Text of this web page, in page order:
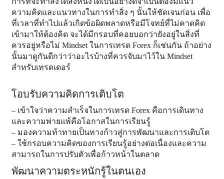
ความคิดและแนวทางในการทำสิ่ง ๆ นั้นให้ชัดเจนก่อน เพื่อ
ที่เวลาที่ทำไปแล้วเกิดข้อผิดพลาดหรือมีโจทย์ที่ไม่คาดคิด
เข้ามาให้ต้องคิด จะได้มีกรอบที่คอยบอกว่ายังอยู่ในสิ่งที่
ควรอยู่หรือไม่ Mindset ในการเทรด Forex ก็เช่นกัน ถ้าอย่าง
นั้นมาดูกันดีกว่าว่าอะไรบ้างที่ควรจับมาไว้ใน Mindset
สำหรับเทรดเดอร์
โอบรับความคิดการเติบโต
– เข้าใจว่าความสำเร็จในการเทรด Forex คือการเดินทาง
และความพ่ายแพ้คือโอกาสในการเรียนรู้
– มองความท้าทายเป็นทางก้าวสู่การพัฒนาและการเติบโต
– ใช้กรอบความคิดของการเรียนรู้อย่างต่อเนื่องและความ
สามารถในการปรับตัวเพื่อก้าวหน้าในตลาด
พัฒนาความตระหนักรู้ในตนเอง